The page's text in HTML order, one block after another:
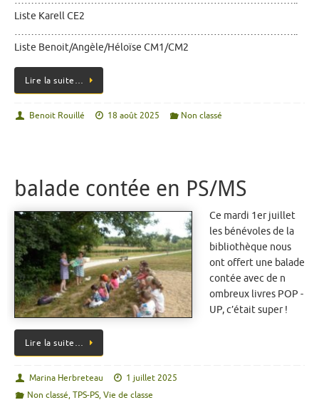
Liste Karell CE2
…………………………………………………………………………..
Liste Benoit/Angèle/Héloïse CM1/CM2
Lire la suite…
Benoit Rouillé 18 août 2025 Non classé
balade contée en PS/MS
Ce mardi 1er juillet
les bénévoles de la
bibliothèque nous
ont offert une balade
contée avec de n
ombreux livres POP -
UP, c’était super !
Lire la suite…
Marina Herbreteau
1 juillet 2025
Non classé,TPS-PS,Vie de classe